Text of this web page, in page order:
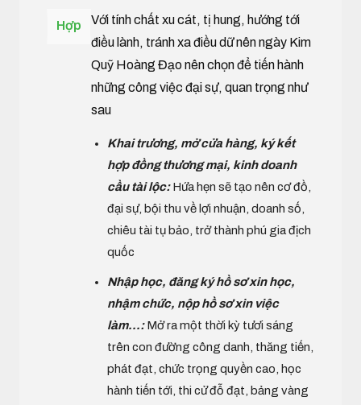
Hợp
Với tính chất xu cát, tị hung, hướng tới
điều lành, tránh xa điều dữ nên ngày Kim
Quỹ Hoàng Đạo nên chọn để tiến hành
những công việc đại sự, quan trọng như
sau
Khai trương, mở cửa hàng, ký kết
hợp đồng thương mại, kinh doanh
cầu tài lộc:Hứa hẹn sẽ tạo nên cơ đồ,
đại sự, bội thu về lợi nhuận, doanh số,
chiêu tài tụ bảo, trở thành phú gia địch
quốc
Nhập học, đăng ký hồ sơ xin học,
nhậm chức, nộp hồ sơ xin việc
làm...:Mở ra một thời kỳ tươi sáng
trên con đường công danh, thăng tiến,
phát đạt, chức trọng quyền cao, học
hành tiến tới, thi cử đỗ đạt, bảng vàng